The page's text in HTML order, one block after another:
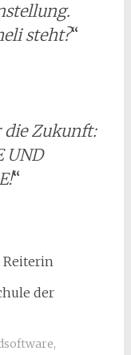
steht?“
die Zukunft:
UND
“
Reiterin
der
,